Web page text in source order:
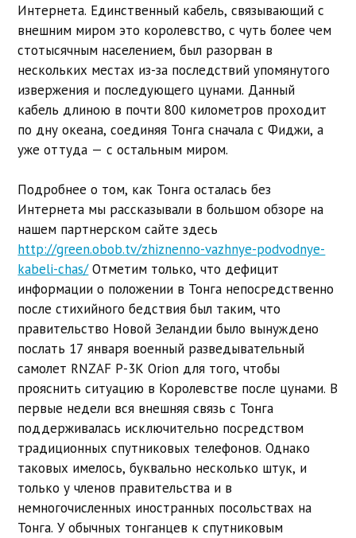
Интернета. Единственный кабель, связывающий с
внешним миром это королевство, с чуть более чем
стотысячным населением, был разорван в
нескольких местах из-за последствий упомянутого
извержения и последующего цунами. Данный
кабель длиною в почти 800 километров проходит
по дну океана, соединяя Тонга сначала с Фиджи, а
уже оттуда — с остальным миром.
Подробнее о том, как Тонга осталась без
Интернета мы рассказывали в большом обзоре на
нашем партнерском сайте здесь
http://green.obob.tv/zhiznenno-vazhnye-podvodnye-
kabeli-chas/Отметим только, что дефицит
информации о положении в Тонга непосредственно
после стихийного бедствия был таким, что
правительство Новой Зеландии было вынуждено
послать 17 января военный разведывательный
самолет RNZAF P-3K Orion для того, чтобы
прояснить ситуацию в Королевстве после цунами. В
первые недели вся внешняя связь с Тонга
поддерживалась исключительно посредством
традиционных спутниковых телефонов. Однако
таковых имелось, буквально несколько штук, и
только у членов правительства и в
немногочисленных иностранных посольствах на
Тонга. У обычных тонганцев к спутниковым